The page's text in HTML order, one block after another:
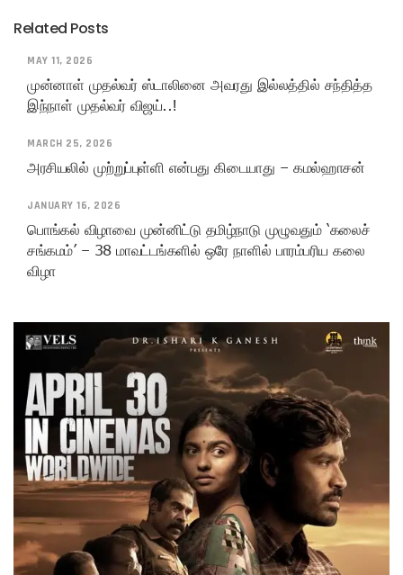
Related Posts
MAY 11, 2026
முன்னாள் முதல்வர் ஸ்டாலினை அவரது இல்லத்தில் சந்தித்த
இந்நாள் முதல்வர் விஜய்..!
MARCH 25, 2026
அரசியலில் முற்றுப்புள்ளி என்பது கிடையாது – கமல்ஹாசன்
JANUARY 16, 2026
பொங்கல் விழாவை முன்னிட்டு தமிழ்நாடு முழுவதும் ‘கலைச்
சங்கமம்’ – 38 மாவட்டங்களில் ஒரே நாளில் பாரம்பரிய கலை
விழா